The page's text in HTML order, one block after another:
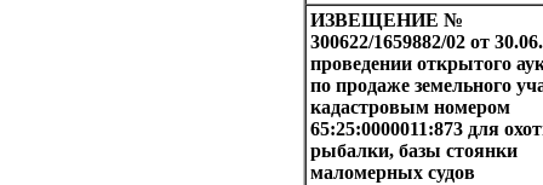
ИЗВЕЩЕНИЕ №
300622/1659882/02 от
проведении открытого
по продаже земельного
кадастровым номером
65:25:0000011:873 для
рыбалки, базы стоянки
маломерных судов